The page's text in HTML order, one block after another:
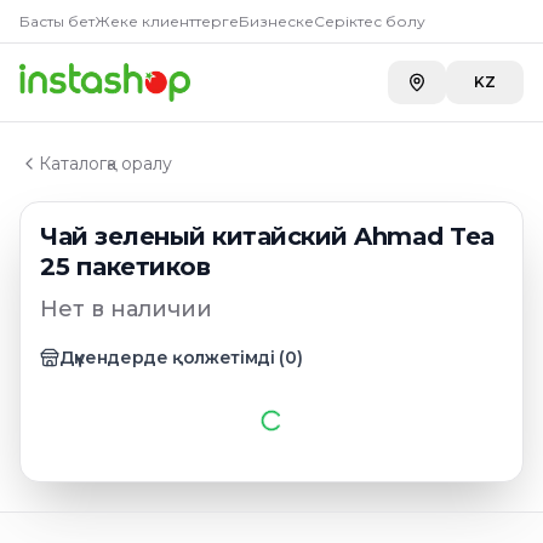
Басты бетЖеке клиенттергеБизнескеСеріктес болу
KZ
Каталогқа оралу
Чай зеленый китайский Ahmad Tea
25 пакетиков
Нет в наличии
Дүкендерде қолжетімді (0)
Главная
Каталог
Чай пакетированный
Чай зеленый китайский Ahmad Tea 25 пакетиков